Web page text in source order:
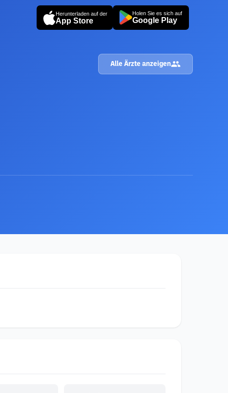
Herunterladen auf der
App Store
Holen Sie es sich auf
Google Play
Alle Ärzte anzeigen